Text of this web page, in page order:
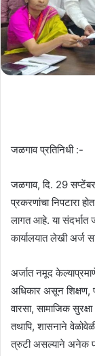
जळगाव प्रतिनिधी :-
जळगाव, दि. 29 सप्टेंबर
प्रकरणांचा निपटारा
लागत आहे. या संदर्भात
कार्यालयात लेखी अर्ज
अर्जात नमूद
अधिकार असून शिक्षण,
वारसा, सामाजिक
तथापि, शासनाने
त्रुटी असल्याने अनेक